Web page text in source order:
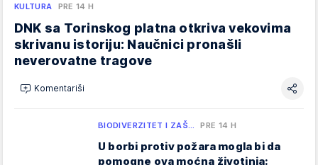
KULTURA PRE 14 H
DNK sa Torinskog platna otkriva vekovima
skrivanu istoriju: Naučnici pronašli
neverovatne tragove
Komentariši
BIODIVERZITET I ZAŠ… PRE 14 H
U borbi protiv požara mogla bi da
pomogne ova moćna životinja: